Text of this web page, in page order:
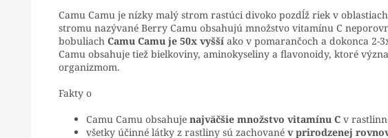
Camu Camu je nízky malý strom rastúci divoko pozdĺž riek v
stromu nazývané Berry Camu obsahujú množstvo vitamínu C
bobuliach Camu Camu je 50x vyšší ako v pomarančoch a dokonca 2-
Camu obsahuje tiež bielkoviny, aminokyseliny a flavonoidy, ktoré
organizmom.
Fakty o
Camu Camu obsahuje najväčšie množstvo vitamínu C v
všetky účinné látky z rastliny sú zachované v prirodzenej